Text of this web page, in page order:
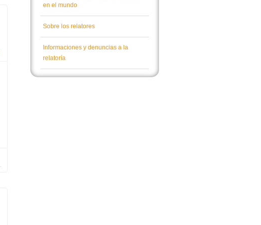
en el mundo
Sobre los relatores
Informaciones y denuncias a la
relatoría